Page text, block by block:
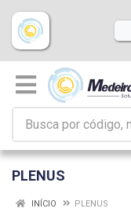
PLENUS
INÍCIO PLENUS